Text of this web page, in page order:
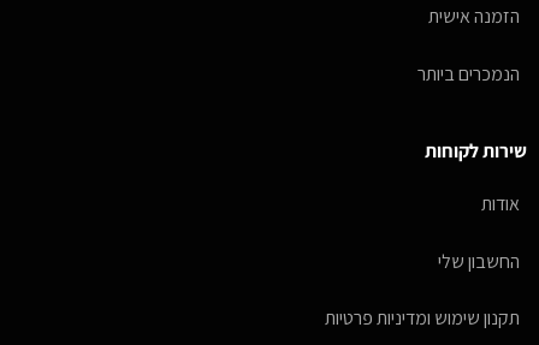
הזמנה אישית
הנמכרים ביותר
שירות לקוחות
אודות
החשבון שלי
תקנון שימוש ומדיניות פרטיות